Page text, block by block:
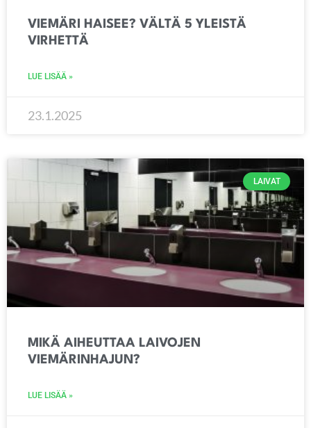
VIEMÄRI HAISEE? VÄLTÄ 5 YLEISTÄ
VIRHETTÄ
LUE LISÄÄ »
23.1.2025
LAIVAT
MIKÄ AIHEUTTAA LAIVOJEN
VIEMÄRINHAJUN?
LUE LISÄÄ »